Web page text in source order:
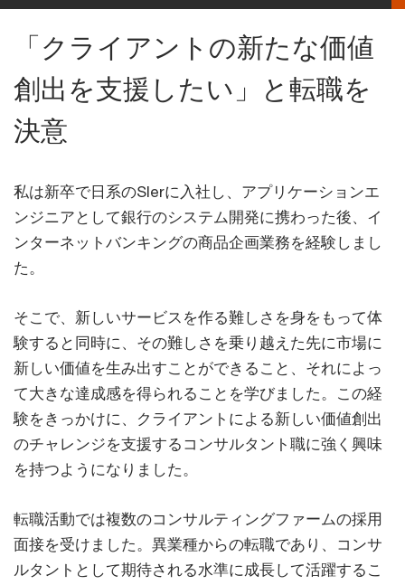
「クライアントの新たな価値
創出を支援したい」と転職を
決意
私は新卒で日系のSIerに入社し、アプリケーションエ
ンジニアとして銀行のシステム開発に携わった後、イ
ンターネットバンキングの商品企画業務を経験しまし
た。
そこで、新しいサービスを作る難しさを身をもって体
験すると同時に、その難しさを乗り越えた先に市場に
新しい価値を生み出すことができること、それによっ
て大きな達成感を得られることを学びました。この経
験をきっかけに、クライアントによる新しい価値創出
のチャレンジを支援するコンサルタント職に強く興味
を持つようになりました。
転職活動では複数のコンサルティングファームの採用
面接を受けました。異業種からの転職であり、コンサ
ルタントとして期待される水準に成長して活躍するこ